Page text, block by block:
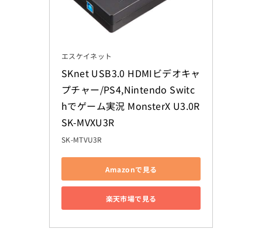
エスケイネット
SKnet USB3.0 HDMIビデオキャ
プチャー/PS4,Nintendo Switc
hでゲーム実況 MonsterX U3.0R
SK-MVXU3R
SK-MTVU3R
Amazonで見る
楽天市場で見る